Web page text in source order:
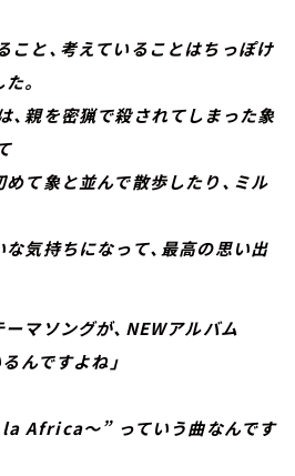
、考えていることはちっぽけ
。
を密猟で殺されてしまった象
象と並んで散歩したり、ミル
持ちになって、最高の思い出
マソングが、NEWアルバム
んですよね」
Africa～” っていう曲なんです